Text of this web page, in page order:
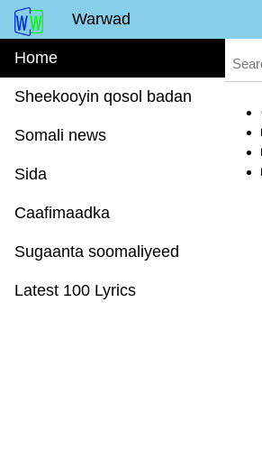
Warwad
Home
Sheekooyin qosol badan
Somali news
Sida
Caafimaadka
Sugaanta soomaliyeed
Latest 100 Lyrics